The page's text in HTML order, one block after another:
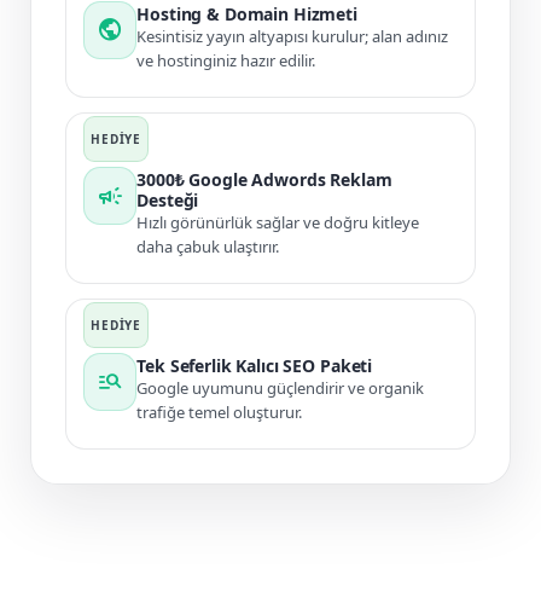
public
Hosting & Domain Hizmeti
Kesintisiz yayın altyapısı kurulur; alan adınız
ve hostinginiz hazır edilir.
campaign
3000₺ Google Adwords Reklam
Desteği
Hızlı görünürlük sağlar ve doğru kitleye
daha çabuk ulaştırır.
manage_search
Tek Seferlik Kalıcı SEO Paketi
Google uyumunu güçlendirir ve organik
trafiğe temel oluşturur.